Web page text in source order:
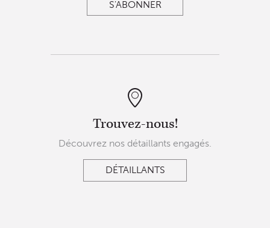
Trouvez-nous!
Découvrez nos détaillants engagés.
DÉTAILLANTS